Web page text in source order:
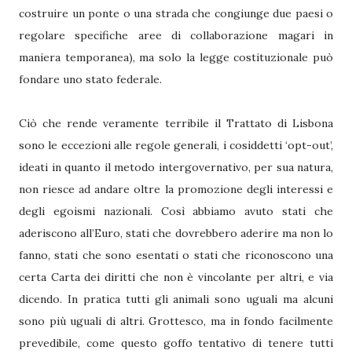
costruire un ponte o una strada che congiunge due paesi o
regolare specifiche aree di collaborazione magari in
maniera temporanea), ma solo la legge costituzionale può
fondare uno stato federale.
Ciò che rende veramente terribile il Trattato di Lisbona
sono le eccezioni alle regole generali, i cosiddetti ‘opt-out’,
ideati in quanto il metodo intergovernativo, per sua natura,
non riesce ad andare oltre la promozione degli interessi e
degli egoismi nazionali. Così abbiamo avuto stati che
aderiscono all’Euro, stati che dovrebbero aderire ma non lo
fanno, stati che sono esentati o stati che riconoscono una
certa Carta dei diritti che non è vincolante per altri, e via
dicendo. In pratica tutti gli animali sono uguali ma alcuni
sono più uguali di altri. Grottesco, ma in fondo facilmente
prevedibile, come questo goffo tentativo di tenere tutti